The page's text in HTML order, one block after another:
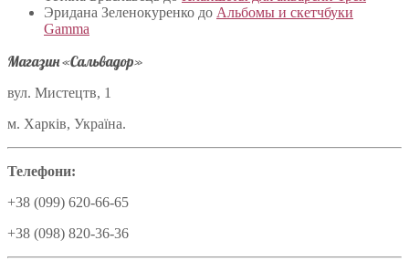
Эридана Зеленокуренко до Альбомы и скетчбуки
Gamma
Магазин «Сальвадор»
вул. Мистецтв, 1
м. Харків, Україна.
Телефони:
+38 (099) 620-66-65
+38 (098) 820-36-36